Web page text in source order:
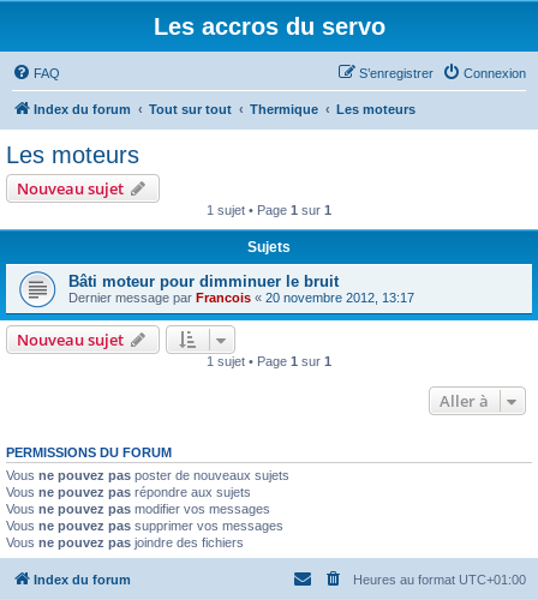
Les accros du servo
FAQ Connexion
S’enregistrer
Index du forum Tout sur tout Thermique Les moteurs
Les moteurs
Nouveau sujet
1 sujet • Page 1 sur 1
Sujets
Bâti moteur pour dimminuer le bruit
Dernier message par Francois « 20 novembre 2012, 13:17
Nouveau sujet
1 sujet • Page 1 sur 1
Aller à
PERMISSIONS DU FORUM
Vous ne pouvez pas poster de nouveaux sujets
Vous ne pouvez pas répondre aux sujets
Vous ne pouvez pas modifier vos messages
Vous ne pouvez pas supprimer vos messages
Vous ne pouvez pas joindre des fichiers
Index du forum Heures au format UTC+01:00